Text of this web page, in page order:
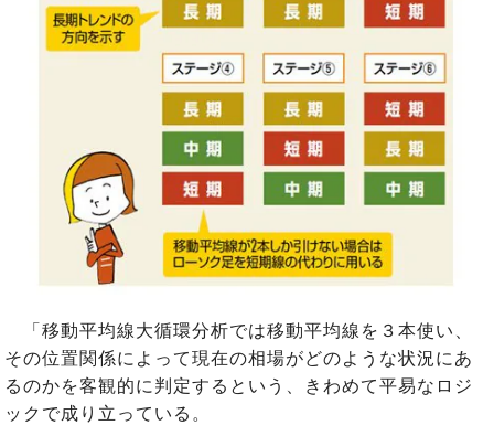
「移動平均線大循環分析では移動平均線を３本使い、
その位置関係によって現在の相場がどのような状況にあ
るのかを客観的に判定するという、きわめて平易なロジ
ックで成り立っている。